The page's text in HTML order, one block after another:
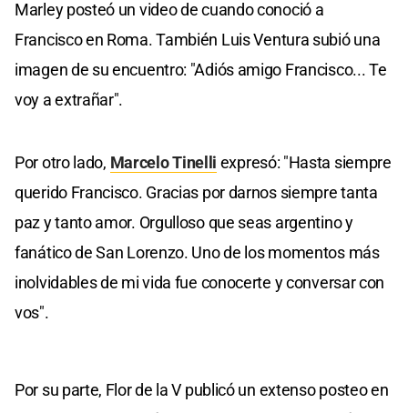
Marley posteó un video de cuando conoció a
Francisco en Roma. También Luis Ventura subió una
imagen de su encuentro: "Adiós amigo Francisco... Te
voy a extrañar".
Por otro lado, Marcelo Tinelli expresó: "Hasta siempre
querido Francisco. Gracias por darnos siempre tanta
paz y tanto amor. Orgulloso que seas argentino y
fanático de San Lorenzo. Uno de los momentos más
inolvidables de mi vida fue conocerte y conversar con
vos".
Por su parte, Flor de la V publicó un extenso posteo en